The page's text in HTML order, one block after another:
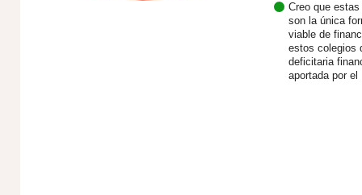
Creo que
son la única
viable de
estos colegios
deficitaria
aportada por